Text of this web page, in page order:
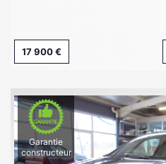
17 900 €
Garantie
constructeur